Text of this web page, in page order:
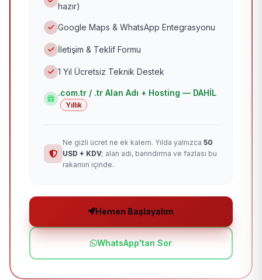
hazır)
Google Maps & WhatsApp Entegrasyonu
İletişim & Teklif Formu
1 Yıl Ücretsiz Teknik Destek
.com.tr / .tr Alan Adı + Hosting — DAHİL
Yıllık
Ne gizli ücret ne ek kalem. Yılda yalnızca 50
USD + KDV; alan adı, barındırma ve fazlası bu
rakamın içinde.
Hemen Başlayalım
WhatsApp'tan Sor